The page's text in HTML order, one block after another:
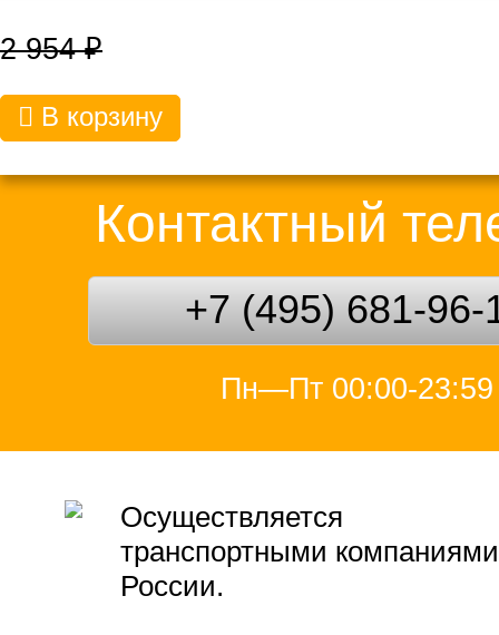
2 954₽
В корзину
Контактный
+7 (495) 681-96-
Пн—Пт 00:00-23:59
Осуществляется
транспортными компаниями
России.